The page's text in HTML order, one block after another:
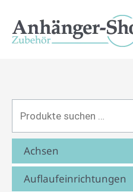
Inhalt
springen
nach:
Achsen
Auflaufeinrichtungen